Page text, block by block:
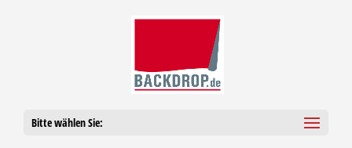
Bitte wählen Sie: